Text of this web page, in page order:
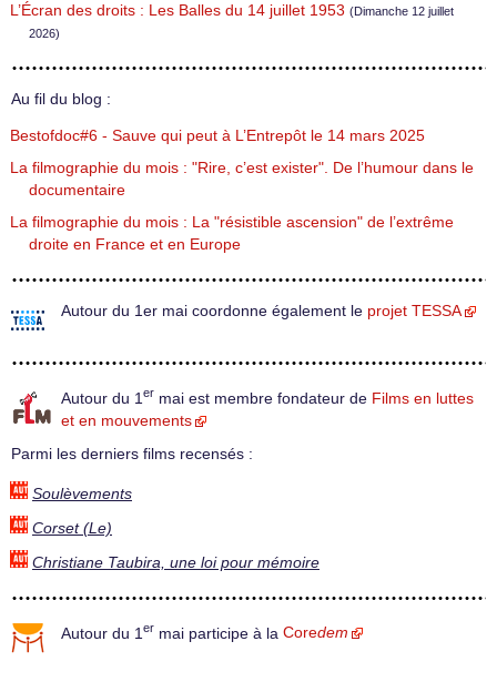
L’Écran des droits : Les Balles du 14 juillet 1953 (Dimanche 12 juillet
2026)
Au fil du blog :
Bestofdoc#6 - Sauve qui peut à L’Entrepôt le 14 mars 2025
La filmographie du mois : "Rire, c’est exister". De l’humour dans le
documentaire
La filmographie du mois : La "résistible ascension" de l’extrême
droite en France et en Europe
Autour du 1er mai coordonne également le projet TESSA
Autour du 1 er mai est membre fondateur de Films en luttes
et en mouvements
Parmi les derniers films recensés :
Soulèvements
Corset (Le)
Christiane Taubira, une loi pour mémoire
Autour du 1 er mai participe à la Coredem